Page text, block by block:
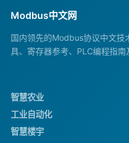
Modbus中文网
国内领先的Modbus协议中文技
具、寄存器参考、PLC编程指南
智慧农业
工业自动化
智慧楼宇